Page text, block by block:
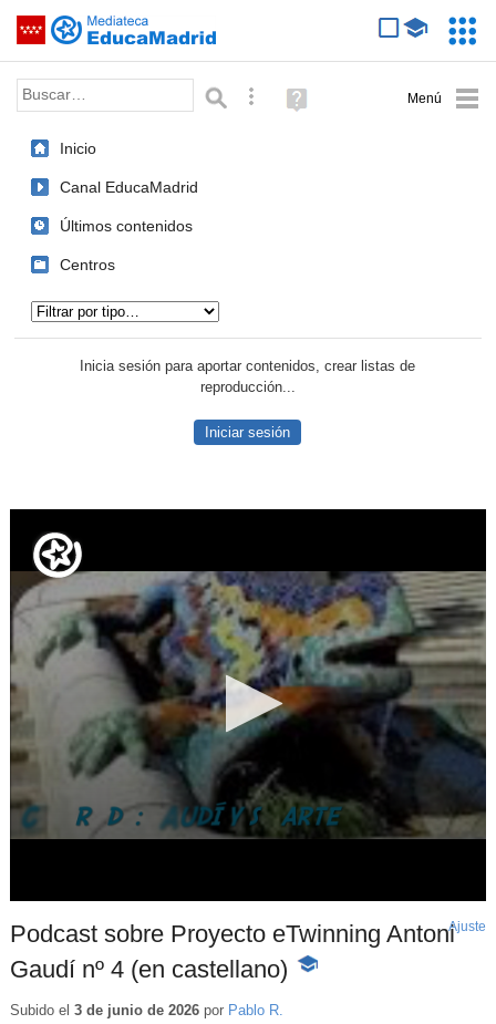
Saltar navegación
Palabra o frase: Búsqueda avanzada
Ayuda
(en
Inicio
Canal EducaMadrid
Últimos contenidos
Centros
Inicia sesión para aportar contenidos, crear listas de
reproducción...
Iniciar sesión
Podcast sobre Proyecto eTwinning Antoni
Gaudí nº 4 (en castellano)
-
Ajuste
Subido el 3 de junio de 2026por Pablo R.